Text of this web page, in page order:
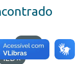
API
IED